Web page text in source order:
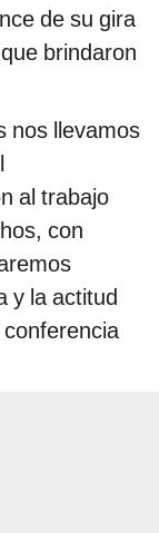
de su gira
brindaron
nos llevamos
al trabajo
con
y la actitud